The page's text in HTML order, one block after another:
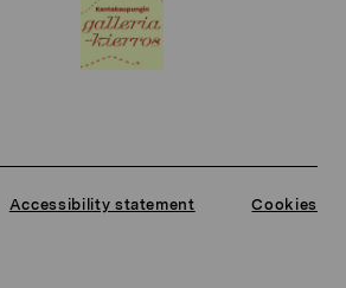
Accessibility statement Cookies